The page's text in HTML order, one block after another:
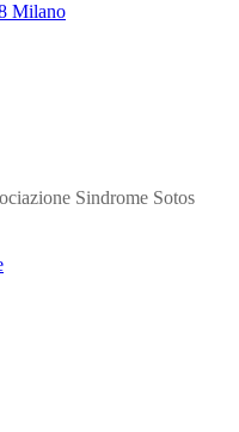
Milano
Sindrome Sotos